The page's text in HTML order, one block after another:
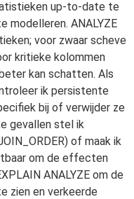
up-to-date te
modelleren. ANALYZE
voor zwaar scheve
kritieke kolommen
kan schatten. Als
ik persistente
bij of verwijder ze
gevallen stel ik
of maak ik
om de effecten
ANALYZE om de
zien en verkeerde